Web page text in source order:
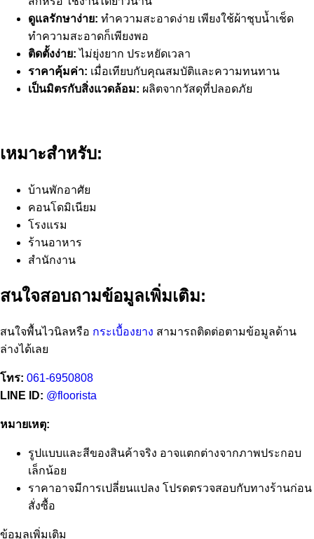
ดูแลรักษาง่าย: ทำความสะอาดง่าย เพียงใช้ผ้าชุบน้ำเช็ด
ทำความสะอาดก็เพียงพอ
ติดตั้งง่าย: ไม่ยุ่งยาก ประหยัดเวลา
ราคาคุ้มค่า: เมื่อเทียบกับคุณสมบัติและความทนทาน
เป็นมิตรกับสิ่งแวดล้อม: ผลิตจากวัสดุที่ปลอดภัย
เหมาะสำหรับ:
บ้านพักอาศัย
คอนโดมิเนียม
โรงแรม
ร้านอาหาร
สำนักงาน
สนใจสอบถามข้อมูลเพิ่มเติม:
สนใจพื้นไวนิลหรือ กระเบื้องยาง สามารถติดต่อตามข้อมูลด้าน
ล่างได้เลย
โทร: 061-6950808
LINE ID: @floorista
หมายเหตุ:
รูปแบบและสีของสินค้าจริง อาจแตกต่างจากภาพประกอบ
เล็กน้อย
ราคาอาจมีการเปลี่ยนแปลง โปรดตรวจสอบกับทางร้านก่อน
สั่งซื้อ
ข้อมูลเพิ่มเติม